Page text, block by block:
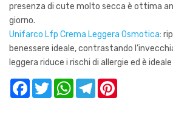
presenza di cute molto secca è ottima
giorno.
Unifarco Lfp Crema Leggera Osmotica:
benessere ideale, contrastando
leggera riduce i rischi di allergie ed è
Facebook
TwitterWhatsAppTelegram